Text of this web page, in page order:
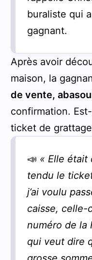
buraliste qui
gagnant.
Après avoir
maison, la
de vente,
confirmation.
ticket de
📣 « Elle était
tendu le
j’ai voulu
caisse, celle-
numéro de la
qui veut dire